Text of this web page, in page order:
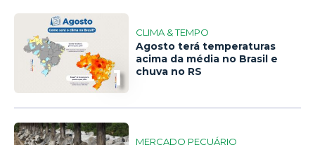
1
CLIMA & TEMPO
Agosto terá temperaturas
acima da média no Brasil e
chuva no RS
MERCADO PECUÁRIO